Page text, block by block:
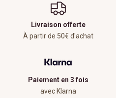
Livraison offerte
À partir de 50€ d'achat
Paiement en 3 fois
avec Klarna